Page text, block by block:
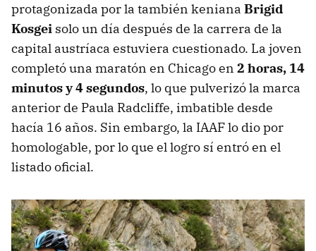
protagonizada por la también keniana Brigid
Kosgei solo un día después de la carrera de la
capital austríaca estuviera cuestionado. La joven
completó una maratón en Chicago en 2 horas, 14
minutos y 4 segundos, lo que pulverizó la marca
anterior de Paula Radcliffe, imbatible desde
hacía 16 años. Sin embargo, la IAAF lo dio por
homologable, por lo que el logro sí entró en el
listado oficial.